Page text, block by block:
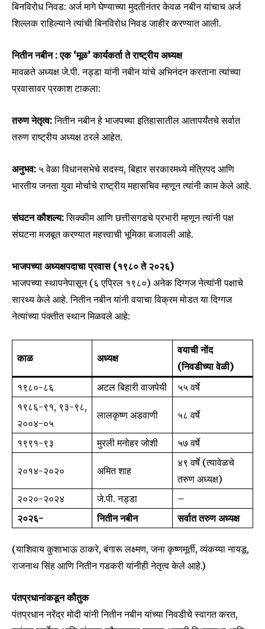
Join our community of
SUBSCRIBERS and be part of the
To subscribe, simply enter your email address on our website
or click the subscribe button below. Don't worry, we respect
your privacy and won't spam your inbox. Your information is
safe with us.
SUBSCRIBE
I've read and accept thePrivacy Policy
6,300
Fans
32,111
Followers
75
Followers
बिनविरोध निवड: अर्ज मागे घेण्याच्या मुदतीनंतर केवळ नबीन यांचाच अर्ज
शिल्लक राहिल्याने त्यांची बिनविरोध निवड जाहीर करण्यात आली.
नितीन नबीन : एक ‘मूळ’ कार्यकर्ता ते राष्ट्रीय अध्यक्ष
मावळते अध्यक्ष जे.पी. नड्डा यांनी नबीन यांचे अभिनंदन करताना त्यांच्या
प्रवासावर प्रकाश टाकला:
तरुण नेतृत्व:नितीन नबीन हे भाजपच्या इतिहासातील आतापर्यंतचे सर्वात
तरुण राष्ट्रीय अध्यक्ष ठरले आहेत.
अनुभव: ५ वेळा विधानसभेचे सदस्य, बिहार सरकारमध्ये मंत्रिपद आणि
भारतीय जनता युवा मोर्चाचे राष्ट्रीय महासचिव म्हणून त्यांनी काम केले आहे.
संघटन कौशल्य:सिक्कीम आणि छत्तीसगडचे प्रभारी म्हणून त्यांनी पक्ष
संघटना मजबूत करण्यात महत्त्वाची भूमिका बजावली आहे.
भाजपच्या अध्यक्षपदाचा प्रवास (१९८० ते २०२६)
भाजपच्या स्थापनेपासून (६ एप्रिल १९८०) अनेक दिग्गज नेत्यांनी पक्षाचे
सारथ्य केले आहे. नितीन नबीन यांनी वयाचा विक्रम मोडत या दिग्गज
नेत्यांच्या पंक्तीत स्थान मिळवले आहे:
काळ अध्यक्ष
वयाची नोंद
(निवडीच्या वेळी)
१९८०-८६
अटल बिहारी वाजपेयी
५५ वर्षे
१९८६-९१, ९३-९८,
२००४-०५
लालकृष्ण अडवाणी ५८ वर्षे
१९९१-९३ मुरली मनोहर जोशी ५७ वर्षे
२०१४-२०२० अमित शाह
४९ वर्षे (त्यावेळचे
तरुण अध्यक्ष)
२०२०-२०२४
जे.पी. नड्डा
–
२०२६-
नितीन नबीन सर्वात तरुण अध्यक्ष
(याशिवाय कुशाभाऊ ठाकरे, बंगारू लक्ष्मण, जना कृष्णमूर्ती, व्यंकय्या नायडू,
राजनाथ सिंह आणि नितीन गडकरी यांनीही नेतृत्व केले आहे.)
पंतप्रधानांकडून कौतुक
पंतप्रधान नरेंद्र मोदी यांनी नितीन नबीन यांच्या निवडीचे स्वागत करत,